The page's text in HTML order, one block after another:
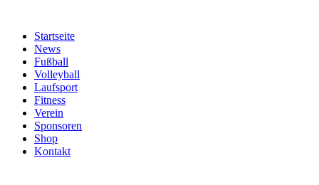
springenStartseite
News
Fußball
Volleyball
Laufsport
Fitness
Verein
Sponsoren
Shop
Kontakt